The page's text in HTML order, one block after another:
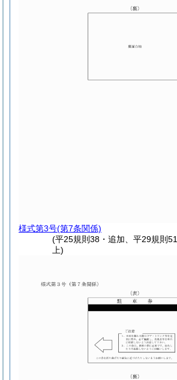
様式第3号(第7条関係)
(平25規則38・追加、平29規則
上)